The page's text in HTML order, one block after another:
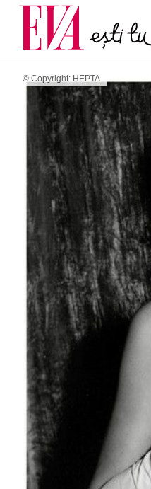
© Copyright: HEPTA
Carieră
Actualitate